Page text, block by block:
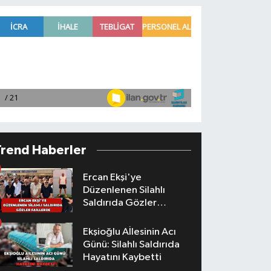
Haberler
Ercan Ekşi'ye
Düzenlenen Silahlı
Saldırıda Gözler
Ekşioğlu Aİlesinin Acı
Günü: Silahlı Saldırıda
Hayatını Kaybetti